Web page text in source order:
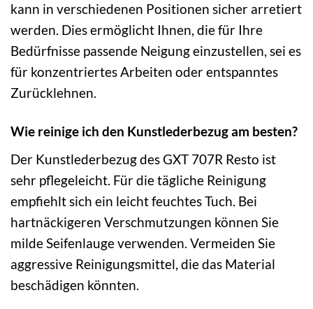
kann in verschiedenen Positionen sicher arretiert
werden. Dies ermöglicht Ihnen, die für Ihre
Bedürfnisse passende Neigung einzustellen, sei es
für konzentriertes Arbeiten oder entspanntes
Zurücklehnen.
Wie reinige ich den Kunstlederbezug am besten?
Der Kunstlederbezug des GXT 707R Resto ist
sehr pflegeleicht. Für die tägliche Reinigung
empfiehlt sich ein leicht feuchtes Tuch. Bei
hartnäckigeren Verschmutzungen können Sie
milde Seifenlauge verwenden. Vermeiden Sie
aggressive Reinigungsmittel, die das Material
beschädigen könnten.